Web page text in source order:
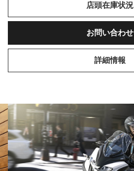
店頭在庫状況
お問い合わせ
詳細情報